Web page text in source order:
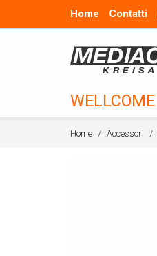
Home Contatti
WELLCOME
Home Accessori